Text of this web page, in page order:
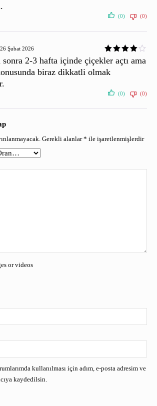
(0) (0)
26 Şubat 2026
2-3 hafta içinde çiçekler açtı ama
biraz dikkatli olmak
(0) (0)
Gerekli alanlar* ile işaretlenmişlerdir
or videos
kullanılması için adım, e-posta adresim ve
kaydedilsin.